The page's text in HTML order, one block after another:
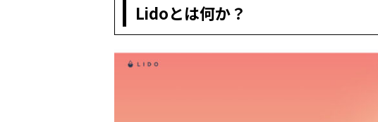
Lidoとは何か？